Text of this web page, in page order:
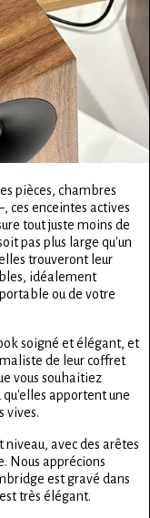
pièces, chambres
ces enceintes actives
tout juste moins de
pas plus large qu'un
trouveront leur
idéalement
ou de votre
soigné et élégant, et
de leur coffret
vous souhaitiez
qu'elles apportent une
vives.
avec des arêtes
Nous apprécions
est gravé dans
très élégant.